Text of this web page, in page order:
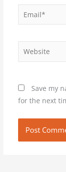
Email*
Website
Save my
for the next